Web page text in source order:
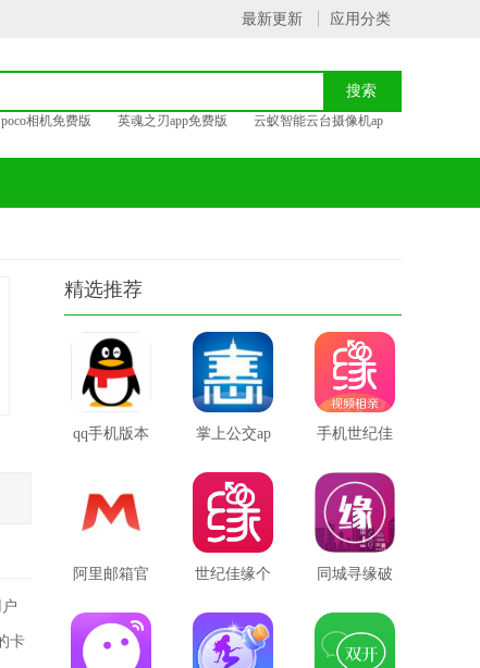
最新更新 应用分类
poco相机免费版 英魂之刃app免费版
云蚁智能云台摄像机ap
卡
精选推荐
qq手机版本 掌上公交ap
p辽阳版
手机世纪佳
缘客户端
阿里邮箱官
网版
世纪佳缘个
人登录手机
版
同城寻缘破
解版